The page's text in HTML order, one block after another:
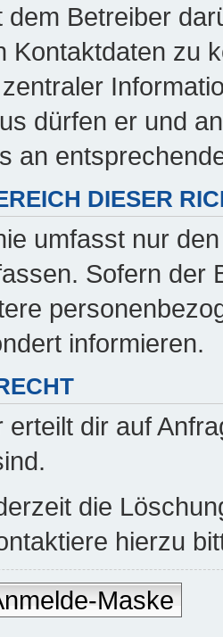
dem Betreiber
Kontaktdaten zu
dürfen er und
an
DIESER
umfasst nur
Sofern der
informieren.
erteilt dir auf
die
hierzu
Maske